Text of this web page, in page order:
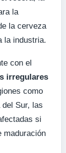
la
la cerveza
la industria.
con el
irregulares
como
Sur, las
si
maduración